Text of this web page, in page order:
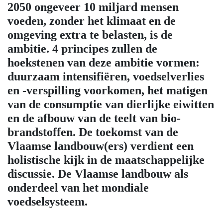
2050 ongeveer 10 miljard mensen
voeden, zonder het klimaat en de
omgeving extra te belasten, is de
ambitie. 4 principes zullen de
hoekstenen van deze ambitie vormen:
duurzaam intensifiëren, voedselverlies
en -verspilling voorkomen, het matigen
van de consumptie van dierlijke eiwitten
en de afbouw van de teelt van bio-
brandstoffen. De toekomst van de
Vlaamse landbouw(ers) verdient een
holistische kijk in de maatschappelijke
discussie. De Vlaamse landbouw als
onderdeel van het mondiale
voedselsysteem.